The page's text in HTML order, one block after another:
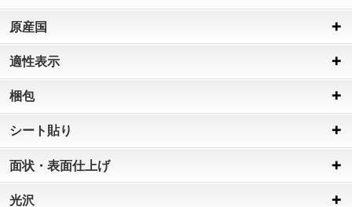
原産国
適性表示
梱包
シート貼り
面状・表面仕上げ
光沢